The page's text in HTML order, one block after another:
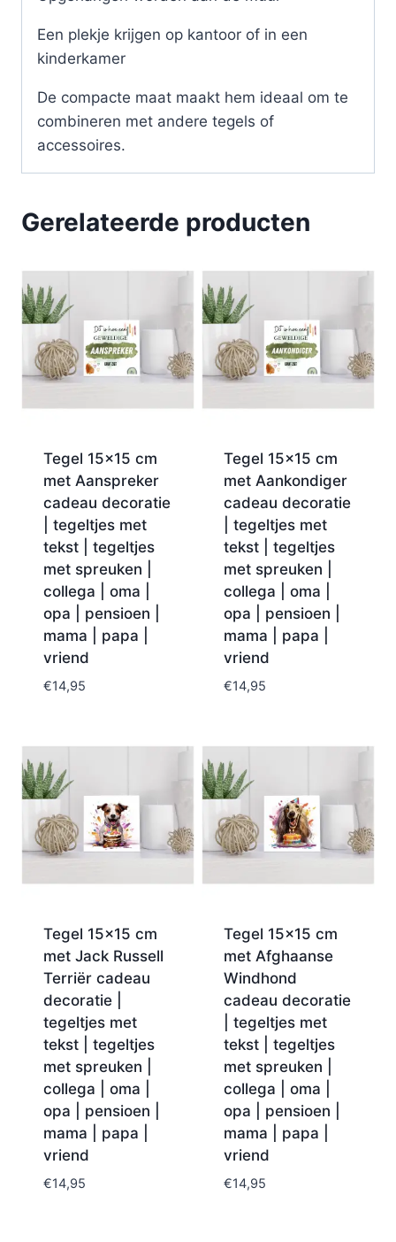
Een plekje krijgen op kantoor of in een
kinderkamer
De compacte maat maakt hem ideaal om te
combineren met andere tegels of
accessoires.
Gerelateerde producten
Tegel 15×15 cm
met Aanspreker
cadeau decoratie
| tegeltjes met
tekst | tegeltjes
met spreuken |
collega | oma |
opa | pensioen |
mama | papa |
vriend
€14,95
Tegel 15×15 cm
met Aankondiger
cadeau decoratie
| tegeltjes met
tekst | tegeltjes
met spreuken |
collega | oma |
opa | pensioen |
mama | papa |
vriend
€14,95
Tegel 15×15 cm
met Jack Russell
Terriër cadeau
decoratie |
tegeltjes met
tekst | tegeltjes
met spreuken |
collega | oma |
opa | pensioen |
mama | papa |
vriend
€14,95
Tegel 15×15 cm
met Afghaanse
Windhond
cadeau decoratie
| tegeltjes met
tekst | tegeltjes
met spreuken |
collega | oma |
opa | pensioen |
mama | papa |
vriend
€14,95